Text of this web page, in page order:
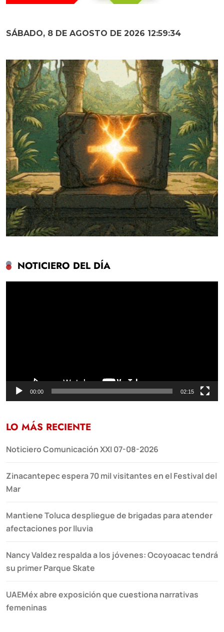
SÁBADO, 8 DE AGOSTO DE 2026 12:59:35
NOTICIERO DEL DÍA
00:00 02:15
LO MÁS RECIENTE
Noticiero Comunicación XXI 07-08-2026
Zinacantepec espera 70 mil visitantes en el Festival del
Mar
Mantiene Toluca despliegue de brigadas para atender
afectaciones por lluvia
Nancy Valdez respalda a los jóvenes: Ocoyoacac tendrá
su primer Parque Skate
UAEMéx abre exposición que cuestiona narrativas
femeninas